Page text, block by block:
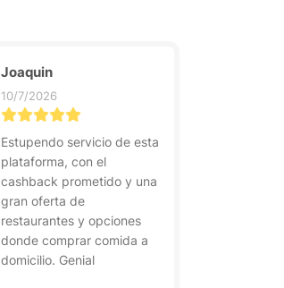
Joaquin
10/7/2026
Estupendo servicio de esta
plataforma, con el
cashback prometido y una
gran oferta de
restaurantes y opciones
donde comprar comida a
domicilio. Genial